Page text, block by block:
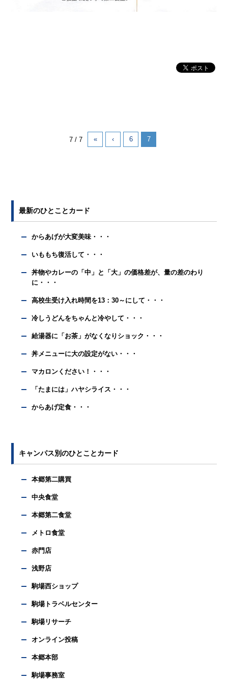
7 / 7 « ‹ 6 7
最新のひとことカード
からあげが大変美味・・・
いももち復活して・・・
丼物やカレーの「中」と「大」の価格差が、量の差のわり
に・・・
高校生受け入れ時間を13：30～にして・・・
冷しうどんをちゃんと冷やして・・・
給湯器に「お茶」がなくなりショック・・・
丼メニューに大の設定がない・・・
マカロンください！・・・
「たまには」ハヤシライス・・・
からあげ定食・・・
キャンパス別のひとことカード
本郷第二購買
中央食堂
本郷第二食堂
メトロ食堂
赤門店
浅野店
駒場西ショップ
駒場トラベルセンター
駒場リサーチ
オンライン投稿
本郷本部
駒場事務室